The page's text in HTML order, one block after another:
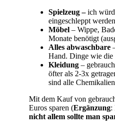
Spielzeug –ich
eingeschleppt
Möbel – Wippe,
Monate benötigt
Alles abwaschbare
Hand. Dinge wie die
Kleidung –
öfter als 2-3x
sind alle
Mit dem Kauf von
Euros sparen (Ergänzung:
nicht allem sollte man